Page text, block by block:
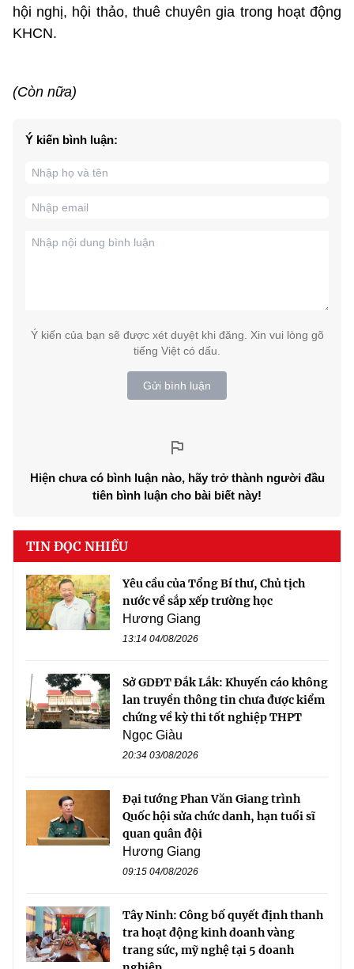
hội nghị, hội thảo, thuê chuyên gia trong hoạt động
KHCN.
(Còn nữa)
Ý kiến bình luận:
Ý kiến của bạn sẽ được xét duyệt khi đăng. Xin vui lòng gõ
tiếng Việt có dấu.
Gửi bình luận
Hiện chưa có bình luận nào, hãy trở thành người đầu
tiên bình luận cho bài biết này!
TIN ĐỌC NHIỀU
Yêu cầu của Tổng Bí thư, Chủ tịch
nước về sắp xếp trường học
Hương Giang
13:14 04/08/2026
Sở GDĐT Đắk Lắk: Khuyến cáo không
lan truyền thông tin chưa được kiểm
chứng về kỳ thi tốt nghiệp THPT
Ngọc Giàu
20:34 03/08/2026
Đại tướng Phan Văn Giang trình
Quốc hội sửa chức danh, hạn tuổi sĩ
quan quân đội
Hương Giang
09:15 04/08/2026
Tây Ninh: Công bố quyết định thanh
tra hoạt động kinh doanh vàng
trang sức, mỹ nghệ tại 5 doanh